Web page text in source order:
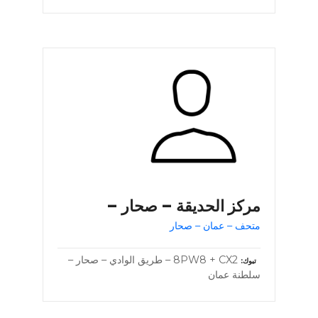
مركز الحديقة – صحار –
متحف – عمان – صحار
تبوك
8PW8 + CX2 – طريق الوادي – صحار –
سلطنة عمان